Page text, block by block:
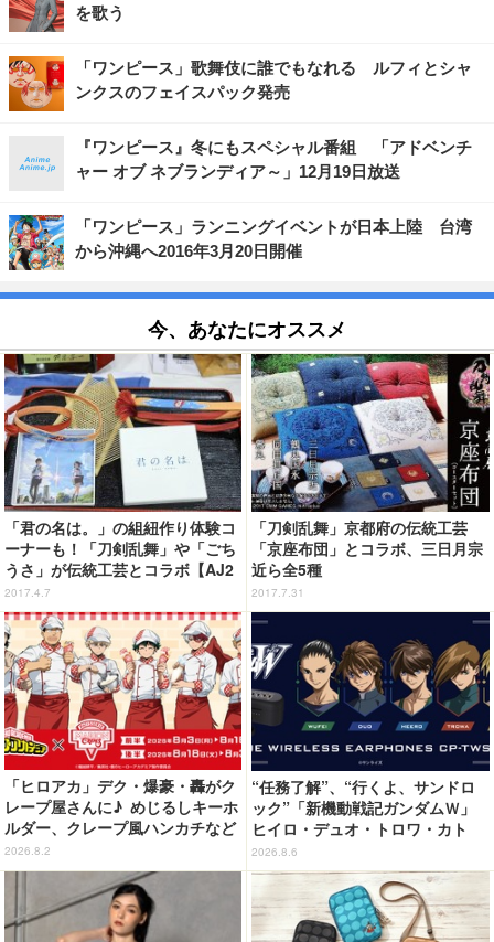
を歌う
「ワンピース」歌舞伎に誰でもなれる ルフィとシャ
ンクスのフェイスパック発売
『ワンピース』冬にもスペシャル番組 「アドベンチ
ャー オブ ネブランディア～」12月19日放送
「ワンピース」ランニングイベントが日本上陸 台湾
から沖縄へ2016年3月20日開催
今、あなたにオススメ
「君の名は。」の組紐作り体験コ
ーナーも！「刀剣乱舞」や「ごち
うさ」が伝統工芸とコラボ【AJ2
017】
2017.4.7
「刀剣乱舞」京都府の伝統工芸
「京座布団」とコラボ、三日月宗
近ら全5種
2017.7.31
「ヒロアカ」デク・爆豪・轟がク
レープ屋さんに♪ めじるしキーホ
ルダー、クレープ風ハンカチなど
限定グッズ＆コラボクレープが登
場
2026.8.2
“任務了解”、“行くよ、サンドロ
ック”「新機動戦記ガンダムＷ」
ヒイロ・デュオ・トロワ・カト
ル・五飛の声がする…！ 新規録
り下ろしボイス搭載のワイヤレス
イヤホンが登場
2026.8.6